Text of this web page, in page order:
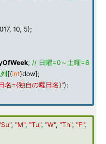
10, 5);
; // 日曜=0～土曜=6
[(int)dow];
名={独自の曜日名}");
, "M", "Tu", "W", "Th", "F",